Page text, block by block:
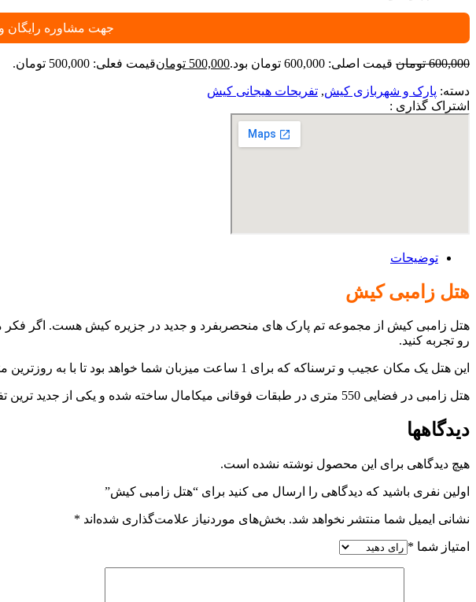
جهت مشاوره رایگان و خرید با
600,000 تومان قیمت اصلی: 600,000 تومان بود. 500,000 تومانقیمت فعلی: 500,000 تومان.
دسته: پارک و شهربازی کیش, تفریحات هیجانی کیش
اشتراک گذاری :
توضیحات
هتل زامبی کیش
هتل زامبی کیش از مجموعه تم پارک های منحصربفرد و جدید در جزیره کیش هست. اگر فکر
رو تجربه کنید.
این هتل یک مکان عجیب و ترسناکه که برای 1 ساعت میزبان شما خواهد بود تا با به روزترین متدهای پارک وحشت لحظات و خاطرات جذابی رو براتون بسازه.
هتل زامبی در فضایی 550 متری در طبقات فوقانی میکامال ساخته شده و یکی از جدید ترین تفریحات ترسناک و هیجان انگیز در کیش می باشد.
دیدگاهها
هیچ دیدگاهی برای این محصول نوشته نشده است.
اولین نفری باشید که دیدگاهی را ارسال می کنید برای “هتل زامبی کیش”
نشانی ایمیل شما منتشر نخواهد شد. بخش‌های موردنیاز علامت‌گذاری شده‌اند *
امتیاز شما *